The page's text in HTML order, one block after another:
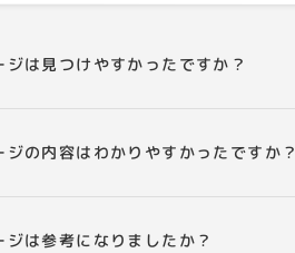
ジは見つけやすかったですか？
ジの内容はわかりやすかったですか？
ジは参考になりましたか？